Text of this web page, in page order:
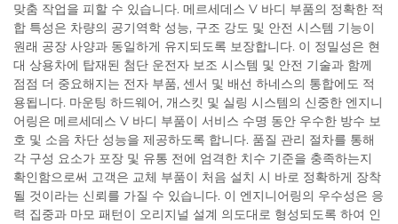
맞춤 작업을 피할 수 있습니다. 메르세데스 V 바디 부품의 정확한 적
합 특성은 차량의 공기역학 성능, 구조 강도 및 안전 시스템 기능이
원래 공장 사양과 동일하게 유지되도록 보장합니다. 이 정밀성은 현
대 상용차에 탑재된 첨단 운전자 보조 시스템 및 안전 기술과 함께
점점 더 중요해지는 전자 부품, 센서 및 배선 하네스의 통합에도 적
용됩니다. 마운팅 하드웨어, 개스킷 및 실링 시스템의 신중한 엔지니
어링은 메르세데스 V 바디 부품이 서비스 수명 동안 우수한 방수 보
호 및 소음 차단 성능을 제공하도록 합니다. 품질 관리 절차를 통해
각 구성 요소가 포장 및 유통 전에 엄격한 치수 기준을 충족하는지
확인함으로써 고객은 교체 부품이 처음 설치 시 바로 정확하게 장착
될 것이라는 신뢰를 가질 수 있습니다. 이 엔지니어링의 우수성은 응
력 집중과 마모 패턴이 오리지널 설계 의도대로 형성되도록 하여 인